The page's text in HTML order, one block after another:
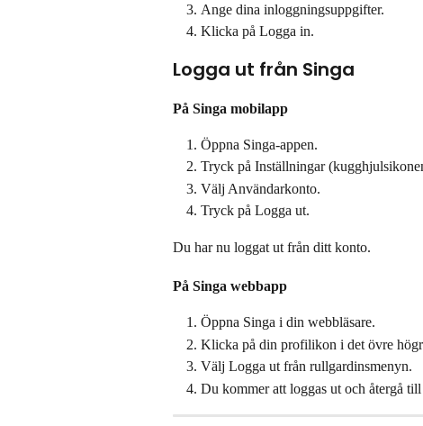
Ange dina inloggningsuppgifter.
Klicka på Logga in.
Logga ut från Singa
På Singa mobilapp
Öppna Singa-appen.
Tryck på Inställningar
Välj Användarkonto.
Tryck på Logga ut.
Du har nu loggat ut från ditt konto.
På Singa webbapp
Öppna Singa i din webbläsare.
Klicka på din profilikon i det övre
Välj Logga ut från rullgardinsmenyn.
Du kommer att loggas ut och återgå